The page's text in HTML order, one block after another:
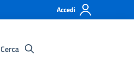
Accedi
Cerca